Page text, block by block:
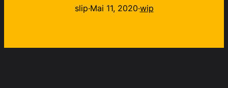
slip·Mai 11, 2020·wip